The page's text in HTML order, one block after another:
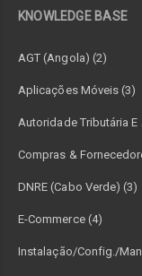
KNOWLEDGE BASE
AGT (Angola) (2)
Aplicações Móveis (3)
Autoridade Tributária E
Compras &
DNRE (Cabo Verde) (3)
E-Commerce (4)
Instalação/Config./